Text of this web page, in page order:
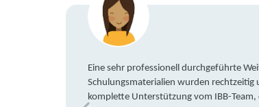
Eine sehr professionell durchgeführte
Schulungsmaterialien wurden rechtzeitig
komplette Unterstützung vom IBB-